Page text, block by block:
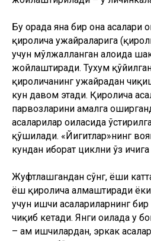
кун давом этади. Қиролича
парвозларини амалга
асаларилар оиласида
қўшилади. «Йигитлар»нинг
кундан иборат циклни ўз ичига
Жуфтлашгандан сўнг, ёши
ёш қиролича алмаштиради ёки
учун ишчи асалариларнинг бир
чиқиб кетади. Янги оилада у
– ҳам ишчилардан, эркак
қиролича бўлади.